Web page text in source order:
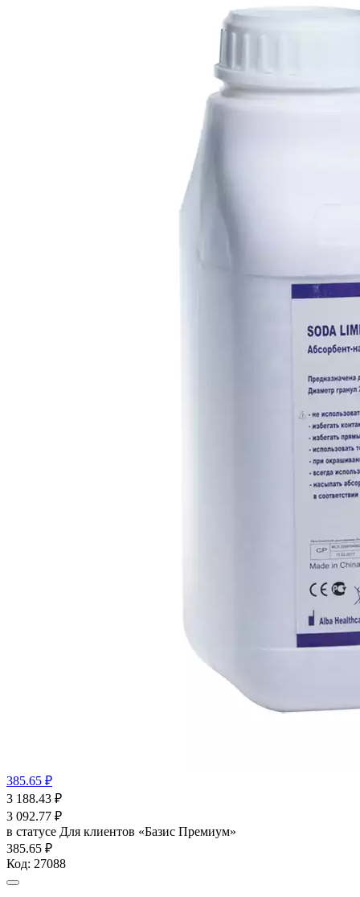
385.65 ₽
3 188.43 ₽
3 092.77 ₽
в статусе Для клиентов «Базис Премиум»
385.65 ₽
Код: 27088